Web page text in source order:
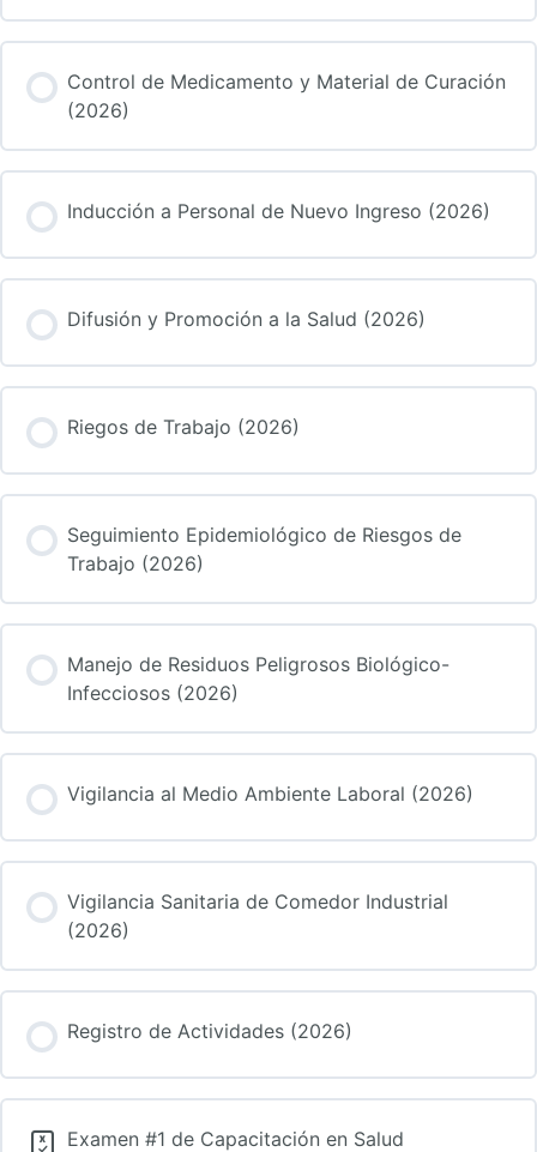
Control de Medicamento y Material de Curación
(2026)
Inducción a Personal de Nuevo Ingreso (2026)
Difusión y Promoción a la Salud (2026)
Riegos de Trabajo (2026)
Seguimiento Epidemiológico de Riesgos de
Trabajo (2026)
Manejo de Residuos Peligrosos Biológico-
Infecciosos (2026)
Vigilancia al Medio Ambiente Laboral (2026)
Vigilancia Sanitaria de Comedor Industrial
(2026)
Registro de Actividades (2026)
Examen #1 de Capacitación en Salud